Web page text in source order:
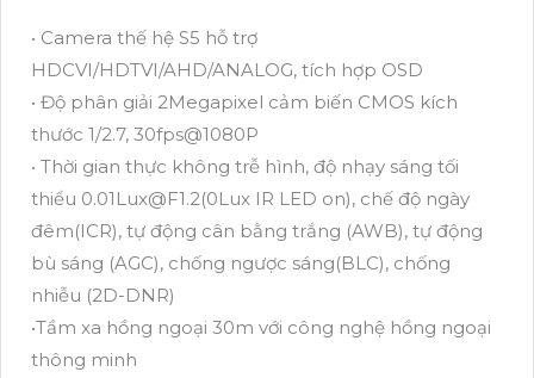
• Camera thế hệ S5 hỗ trợ
HDCVI/HDTVI/AHD/ANALOG, tích hợp OSD
• Độ phân giải 2Megapixel cảm biến CMOS kích
thước 1/2.7, 30fps@1080P
• Thời gian thực không trễ hình, độ nhạy sáng tối
thiểu 0.01Lux@F1.2(0Lux IR LED on), chế độ ngày
đêm(ICR), tự động cân bằng trắng (AWB), tự động
bù sáng (AGC), chống ngược sáng(BLC), chống
nhiễu (2D-DNR)
•Tầm xa hồng ngoại 30m với công nghệ hồng ngoại
thông minh